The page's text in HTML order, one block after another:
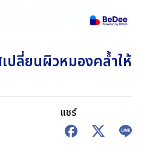
ปลี่ยนผิวหมองคล้ำให้
แชร์